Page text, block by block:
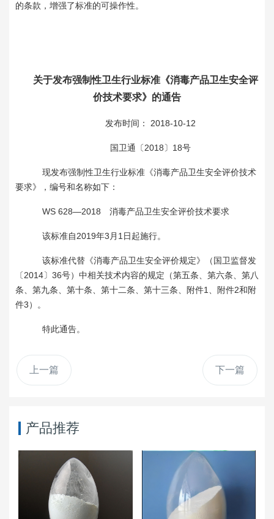
的条款，增强了标准的可操作性。
关于发布强制性卫生行业标准《消毒产品卫生安全评
价技术要求》的通告
发布时间： 2018-10-12
国卫通〔2018〕18号
现发布强制性卫生行业标准《消毒产品卫生安全评价技术
要求》，编号和名称如下：
WS 628—2018 消毒产品卫生安全评价技术要求
该标准自2019年3月1日起施行。
该标准代替《消毒产品卫生安全评价规定》（国卫监督发
〔2014〕36号）中相关技术内容的规定（第五条、第六条、第八
条、第九条、第十条、第十二条、第十三条、附件1、附件2和附
件3）。
特此通告。
上一篇 下一篇
产品推荐